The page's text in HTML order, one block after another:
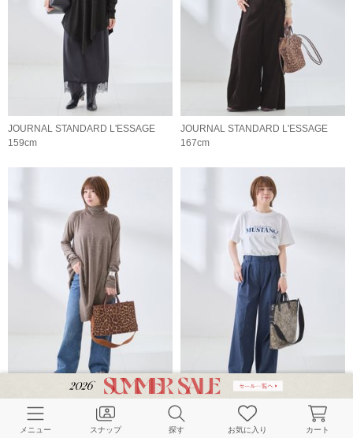
JOURNAL STANDARD L'ESSAGE
159cm
JOURNAL STANDARD L'ESSAGE
167cm
JOURNAL STANDARD L'ESSAGE
160cm
JOURNAL STANDARD L'ESSAGE
160cm
メニュー スナップ 探す お気に入り カート